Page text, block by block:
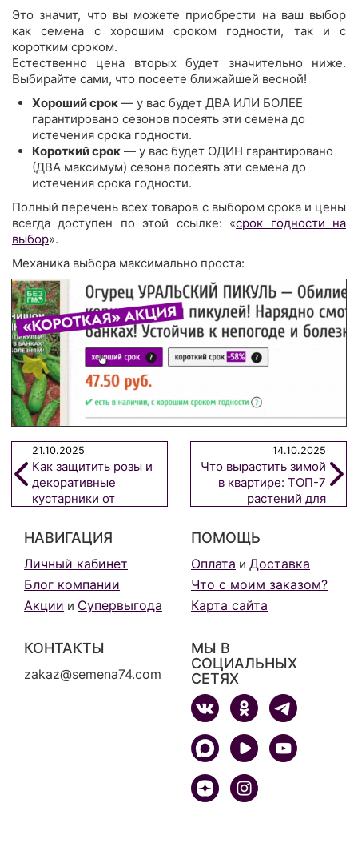
Это значит, что вы можете приобрести на ваш выбор
как семена с хорошим сроком годности, так и с
коротким сроком.
Естественно цена вторых будет значительно ниже.
Выбирайте сами, что посеете ближайшей весной!
Хороший срок — у вас будет ДВА ИЛИ БОЛЕЕ
гарантировано сезонов посеять эти семена до
истечения срока годности.
Короткий срок — у вас будет ОДИН гарантировано
(ДВА максимум) сезона посеять эти семена до
истечения срока годности.
Полный перечень всех товаров с выбором срока и цены
всегда доступен по этой ссылке: «срок годности на
выбор».
Механика выбора максимально проста:
21.10.2025
Как защитить розы и
декоративные
кустарники от
14.10.2025
Что вырастить зимой
в квартире: ТОП-7
растений для
НАВИГАЦИЯ
Личный кабинет
Блог компании
Акции и Супервыгода
ПОМОЩЬ
Оплата и Доставка
Что с моим заказом?
Карта сайта
КОНТАКТЫ
zakaz@semena74.com
МЫ В
СОЦИАЛЬНЫХ
СЕТЯХ